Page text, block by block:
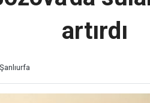
artırdı
Şanlıurfa